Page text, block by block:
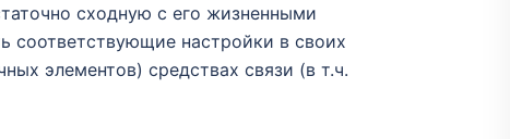
сходную с его жизненными
соответствующие настройки в своих
элементов) средствах связи (в т.ч.